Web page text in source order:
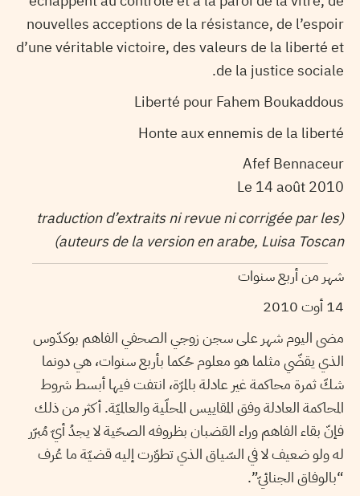
nouvelles acceptions de la résistance, de l’espoir
d’une véritable victoire, des valeurs de la liberté et
de la justice sociale.
Liberté pour Fahem Boukaddous
Honte aux ennemis de la liberté
Afef Bennaceur
Le 14 août 2010
(traduction d’extraits ni revue ni corrigée par les
auteurs de la version en arabe, Luisa Toscan)
شهر من أربع سنوات
14 أوت 2010
مضى اليوم شهر على سجن زوجي الصحفي الفاهم بوكدّوس
الذي يقضّي مثلما هو معلوم حُكما بأربع سنوات، هي دونما
شكّ ثمرة محاكمة غير عادلة بالمرّة، انتفت فيها أبسط شروط
المحاكمة العادلة وفق المقاييس المحلّية والعالميّة. أكثر من ذلك
فإنّ بقاء الفاهم وراء القضبان بظروفه الصحّية لا يجدُ أيّ مُبرّر
له ولو ضعيف لا في السّياق الذي تطوّرت إليه قضيّة ما عُرف
“بالوفاق الجنائيّ”.